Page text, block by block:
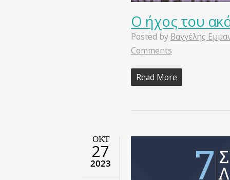
Ο ήχος του
Posted by Βαγγέλης
Comments
Read More
ΟΚΤ
27
2023